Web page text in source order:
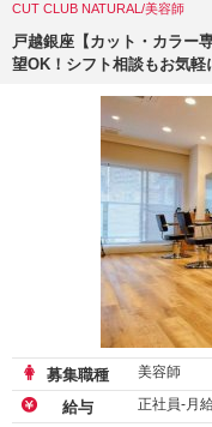
CUT CLUB NATURAL/美容師
戸越銀座【カット・カラー
望OK！シフト相談もお気
募集職種 美容師
給与 正社員-月